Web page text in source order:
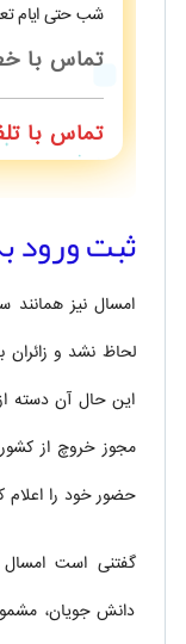
شب حتی ایام
تماس با
تماس با
ثبت ورود
امسال نیز همانند
لحاظ نشد و
این حال آن دسته
حضور خود را اعلام
گفتنی است امسال
دانش جویان،